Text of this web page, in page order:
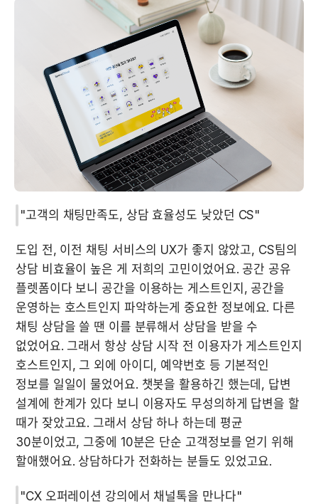
"고객의 채팅만족도, 상담 효율성도 낮았던 CS"
도입 전, 이전 채팅 서비스의 UX가 좋지 않았고, CS팀의
상담 비효율이 높은 게 저희의 고민이었어요. 공간 공유
플렛폼이다 보니 공간을 이용하는 게스트인지, 공간을
운영하는 호스트인지 파악하는게 중요한 정보에요. 다른
채팅 상담을 쓸 땐 이를 분류해서 상담을 받을 수
없었어요. 그래서 항상 상담 시작 전 이용자가 게스트인지
호스트인지, 그 외에 아이디, 예약번호 등 기본적인
정보를 일일이 물었어요. 챗봇을 활용하긴 했는데, 답변
설계에 한계가 있다 보니 이용자도 무성의하게 답변을 할
때가 잦았고요. 그래서 상담 하나 하는데 평균
30분이었고, 그중에 10분은 단순 고객정보를 얻기 위해
할애했어요. 상담하다가 전화하는 분들도 있었고요.
"CX 오퍼레이션 강의에서 채널톡을 만나다"